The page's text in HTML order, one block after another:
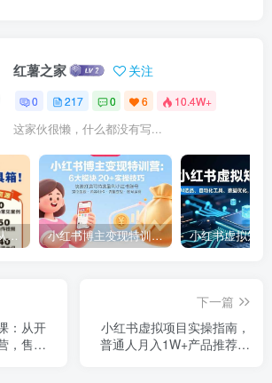
红薯之家 关注
0 217 0 6 10.4W+
这家伙很懒，什么都没有写...
豆包ai系统学习，从小白到高手系列 小红书博主变现特训营：6大模块20+实操技巧 快速打造可持续盈利小红书账号
：从开
，售后
下一篇
小红书虚拟项目实操指南，
普通人月入1W+产品推荐，